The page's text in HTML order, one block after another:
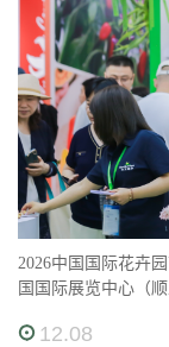
2026中国国际花卉
国国际展览中心（顺
12.08